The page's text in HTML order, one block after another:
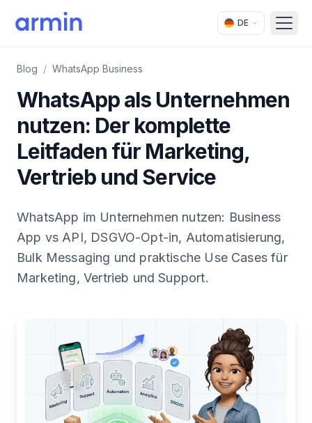
DE
Blog / WhatsApp Business
WhatsApp als Unternehmen
nutzen: Der komplette
Leitfaden für Marketing,
Vertrieb und Service
WhatsApp im Unternehmen nutzen: Business
App vs API, DSGVO-Opt-in, Automatisierung,
Bulk Messaging und praktische Use Cases für
Marketing, Vertrieb und Support.